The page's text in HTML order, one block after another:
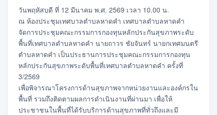
วันพฤหัสบดี ที่ 12 มีนาคม พ.ศ. 2569 เวลา 10.00 น.
ณ ห้องประชุมเทศบาลตำบลหาดคำ เทศบาลตำบลหาดคำ
จัดการประชุมคณะกรรมการกองทุนหลักประกันสุขภาพระดับ
พื้นที่เทศบาลตำบลหาดคำ นายถาวร ชัยจันทร์ นายกเทศมนตรี
ตำบลหาดคำ เป็นประธานการประชุมคณะกรรมการกองทุน
หลักประกันสุขภาพระดับพื้นที่เทศบาลตำบลหาดคำ ครั้งที่
3/2569
เพื่อพิจารณาโครงการด้านสุขภาพจากหน่วยงานและองค์กรใน
พื้นที่ รวมถึงติดตามผลการดำเนินงานที่ผ่านมา เพื่อให้
ประชาชนในพื้นที่ได้รับบริการด้านสุขภาพที่ทั่วถึงและมี